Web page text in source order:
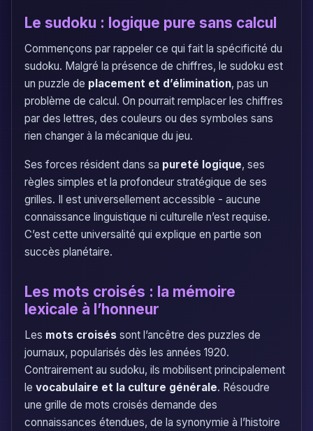
Le sudoku : logique pure sans calcul
Commençons par rappeler ce qui fait la spécificité du
sudoku. Malgré la présence de chiffres, le sudoku est
un puzzle de placement et d’élimination, pas un
problème de calcul. On pourrait remplacer les chiffres
par des lettres, des couleurs ou des symboles sans
rien changer à la mécanique du jeu.
Ses forces résident dans sa pureté logique, ses
règles simples et la profondeur stratégique de ses
grilles. Il est universellement accessible - aucune
connaissance linguistique ni culturelle n’est requise.
C’est cette universalité qui explique en partie son
succès planétaire.
Les mots croisés : la mémoire
lexicale à l’honneur
Les mots croisés sont l’ancêtre des puzzles de
journaux, popularisés dès les années 1920.
Contrairement au sudoku, ils mobilisent principalement
le vocabulaire et la culture générale. Résoudre
une grille de mots croisés demande des
connaissances étendues, de la synonymie à l’histoire